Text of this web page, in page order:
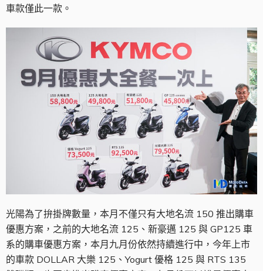
車款僅此一款。
光陽為了拚掛牌數量，本月不僅只有大地名流 150 推出購車
優惠方案，之前的大地名流 125、新豪邁 125 與 GP125 車
系的購車優惠方案，本月九月份依然持續進行中，今年上市
的車款 DOLLAR 大樂 125、Yogurt 優格 125 與 RTS 135